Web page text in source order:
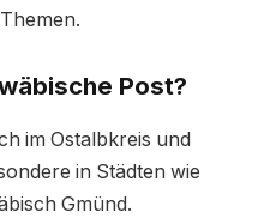
Post?
im Ostalbkreis und
in Städten wie
Gmünd.